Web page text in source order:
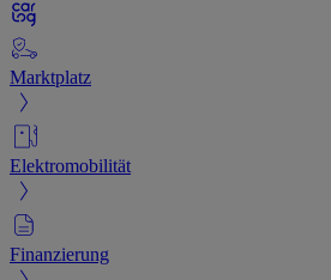
Marktplatz
Elektromobilität
Finanzierung